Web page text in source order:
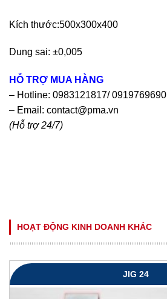
Kích thước:500x300x400
Dung sai: ±0,005
HỖ TRỢ MUA HÀNG
– Hotline: 0983121817/ 0919769690
– Email: contact@pma.vn
(Hỗ trợ 24/7)
HOẠT ĐỘNG KINH DOANH KHÁC
JIG 24